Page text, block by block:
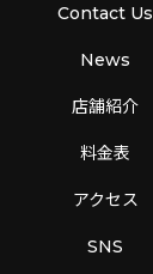
Contact Us
News
店舗紹介
料金表
アクセス
SNS